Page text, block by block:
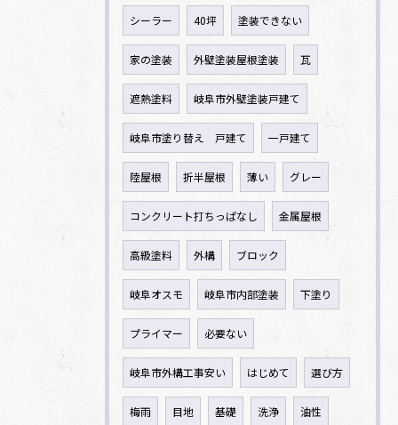
シーラー 40坪 塗装できない
家の塗装 外壁塗装屋根塗装 瓦
遮熱塗料 岐阜市外壁塗装戸建て
岐阜市塗り替え 戸建て 一戸建て
陸屋根 折半屋根 薄い グレー
コンクリート打ちっぱなし 金属屋根
高級塗料 外構 ブロック
岐阜オスモ 岐阜市内部塗装 下塗り
プライマー 必要ない
岐阜市外構工事安い はじめて 選び方
梅雨 目地 基礎 洗浄 油性